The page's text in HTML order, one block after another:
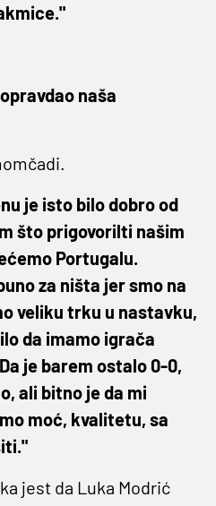
naša
je isto bilo dobro od
što prigovorilti našim
Portugalu.
za ništa jer smo na
veliku trku u nastavku,
da imamo igrača
je barem ostalo 0-0,
ali bitno je da mi
moć, kvalitetu, sa
jest da Luka Modrić